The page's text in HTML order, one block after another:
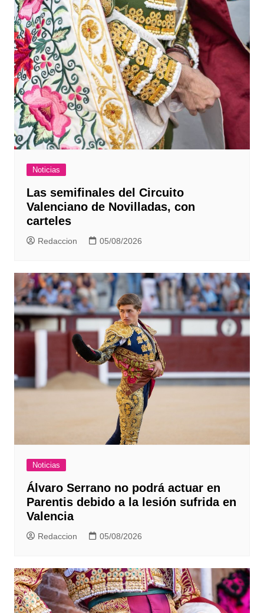
Noticias
Las semifinales del Circuito
Valenciano de Novilladas, con
carteles
Redaccion 05/08/2026
Noticias
Álvaro Serrano no podrá actuar en
Parentis debido a la lesión sufrida en
Valencia
Redaccion 05/08/2026